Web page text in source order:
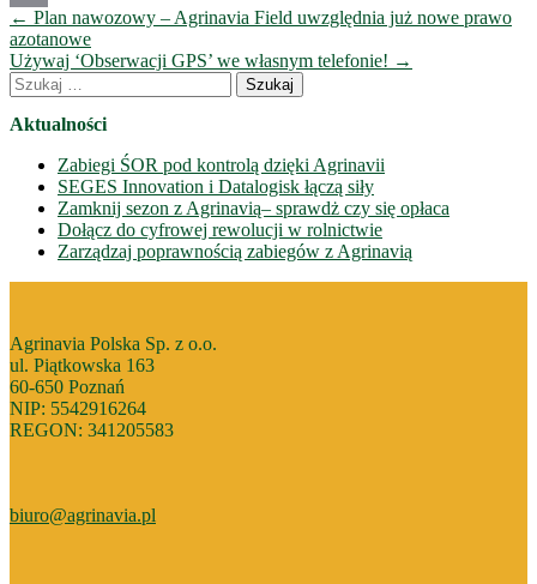
Email
Nawigacja
wpisów
← Plan nawozowy – Agrinavia Field uwzględnia już nowe prawo
azotanowe
Używaj ‘Obserwacji GPS’ we własnym telefonie! →
Szukaj:
Aktualności
Zabiegi ŚOR pod kontrolą dzięki Agrinavii
SEGES Innovation i Datalogisk łączą siły
Zamknij sezon z Agrinavią– sprawdż czy się opłaca
Dołącz do cyfrowej rewolucji w rolnictwie
Zarządzaj poprawnością zabiegów z Agrinavią
Agrinavia Polska Sp. z o.o.
ul. Piątkowska 163
60-650 Poznań
NIP: 5542916264
REGON: 341205583
biuro@agrinavia.pl